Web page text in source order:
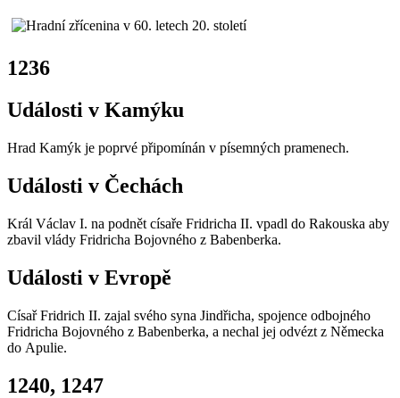
1236
Události v Kamýku
Hrad Kamýk je poprvé připomínán v písemných pramenech.
Události v Čechách
Král Václav I. na podnět císaře Fridricha II. vpadl do Rakouska aby
zbavil vlády Fridricha Bojovného z Babenberka.
Události v Evropě
Císař Fridrich II. zajal svého syna Jindřicha, spojence odbojného
Fridricha Bojovného z Babenberka, a nechal jej odvézt z Německa
do Apulie.
1240, 1247